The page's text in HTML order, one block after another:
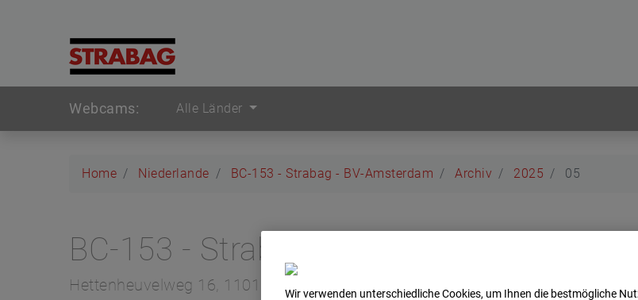
Webcams: Alle Länder
Home Niederlande BC-153 - Strabag - BV-Amsterdam Archiv 2025 05
BC-153 - Strabag - BV-Amsterdam
Hettenheuvelweg 16, 1101 BN AmsterdamWir verwenden unterschiedliche Cookies, um Ihnen die best­mögliche